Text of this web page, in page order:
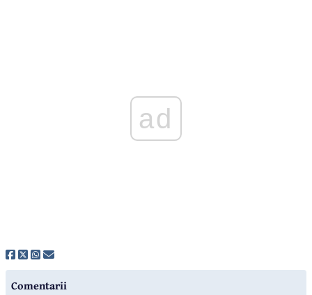
ad
Comentarii